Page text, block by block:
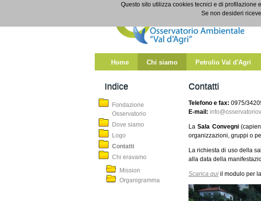
Contatti
Home Chi siamo Petrolio Val d'Agri
Indice
Fondazione
Osservatorio
Dove siamo
Logo
Contatti
Chi eravamo
Mission
Organigramma
Contatti
Telefono e fax: 0975/
E-mail:
LaSala Convegni
organizzazioni, gruppi o
La richiesta di uso della
alla data della
Scarica qui il modulo per
Questo sito utilizza cookies tecnici e di profilazione
Se non desideri